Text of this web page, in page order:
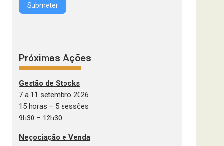
Submeter
Próximas Ações
Gestão de Stocks
7 a 11 setembro 2026
15 horas – 5 sessões
9h30 – 12h30
Negociação e Venda